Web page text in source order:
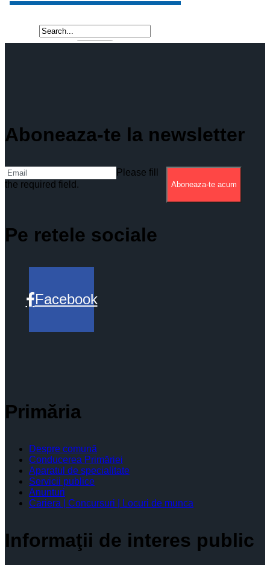
Aboneaza-te la newsletter
Please fill
the required field.
Aboneaza-te acum
Pe retele sociale
Facebook
Primăria
Despre comună
Conducerea Primăriei
Aparatul de specialitate
Servicii publice
Anunturi
Cariera | Concursuri | Locuri de munca
Informaţii de interes public